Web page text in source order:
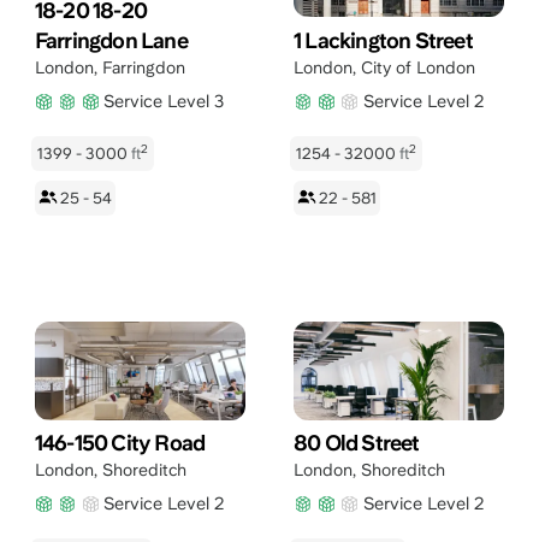
18-20 18-20
Farringdon Lane
London, Farringdon
Service Level 3
1399 - 3000 ft2
25 - 54
1 Lackington Street
London, City of London
Service Level 2
1254 - 32000 ft2
22 - 581
146-150 City Road
London, Shoreditch
Service Level 2
80 Old Street
London, Shoreditch
Service Level 2